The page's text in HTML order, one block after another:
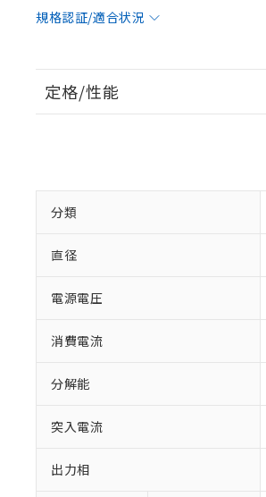
規格認証/適合状況
定格/性能
分類
直径
電源電圧
消費電流
分解能
突入電流
出力相